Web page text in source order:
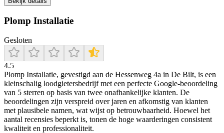
Plomp Installatie
Gesloten
4.5
Plomp Installatie, gevestigd aan de Hessenweg 4a in De Bilt, is een
kleinschalig loodgietersbedrijf met een perfecte Google-beoordeling
van 5 sterren op basis van twee onafhankelijke klanten. De
beoordelingen zijn verspreid over jaren en afkomstig van klanten
met plausibele namen, wat wijst op betrouwbaarheid. Hoewel het
aantal recensies beperkt is, tonen de hoge waarderingen consistent
kwaliteit en professionaliteit.